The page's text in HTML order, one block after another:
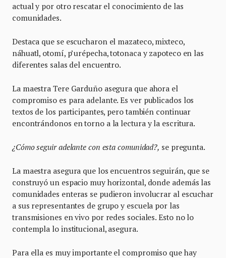
actual y por otro rescatar el conocimiento de las
comunidades.
Destaca que se escucharon el mazateco, mixteco,
náhuatl, otomí, p’urépecha, totonaca y zapoteco en las
diferentes salas del encuentro.
La maestra Tere Garduño asegura que ahora el
compromiso es para adelante. Es ver publicados los
textos de los participantes, pero también continuar
encontrándonos en torno a la lectura y la escritura.
¿Cómo seguir adelante con esta comunidad?, se pregunta.
La maestra asegura que los encuentros seguirán, que se
construyó un espacio muy horizontal, donde además las
comunidades enteras se pudieron involucrar al escuchar
a sus representantes de grupo y escuela por las
transmisiones en vivo por redes sociales. Esto no lo
contempla lo institucional, asegura.
Para ella es muy importante el compromiso que hay